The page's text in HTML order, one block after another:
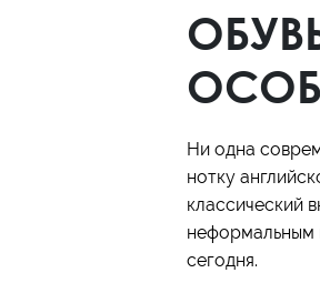
Ни одна
нотку
классический
неформальным
сегодня.